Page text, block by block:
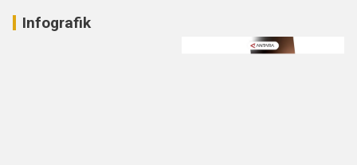
Infografik